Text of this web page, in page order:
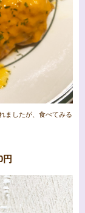
ましたが、食べてみる
円